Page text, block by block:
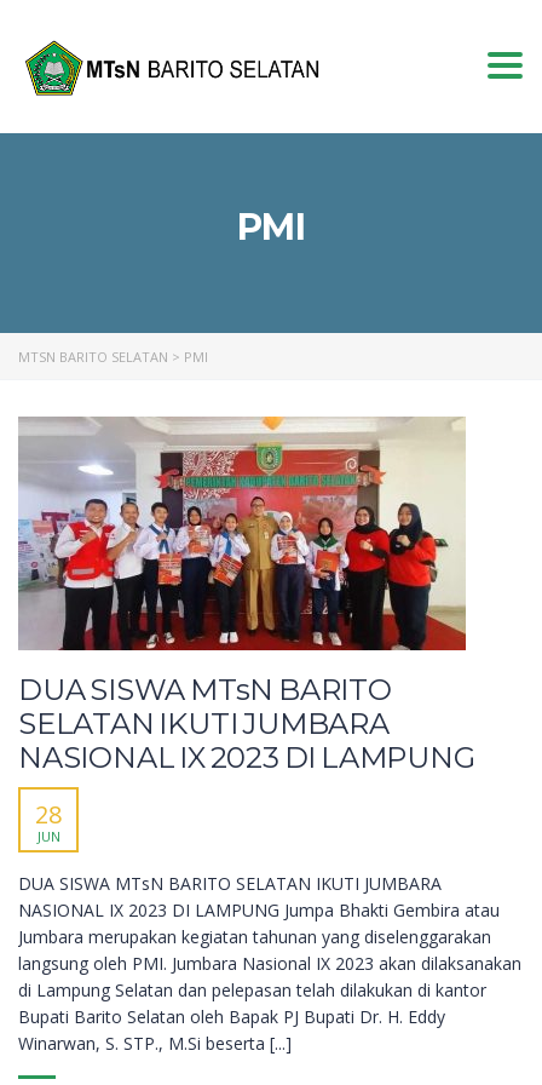
PMI
MTSN BARITO SELATAN > PMI
DUA SISWA MTsN BARITO
SELATAN IKUTI JUMBARA
NASIONAL IX 2023 DI LAMPUNG
28
JUN
DUA SISWA MTsN BARITO SELATAN IKUTI JUMBARA
NASIONAL IX 2023 DI LAMPUNG Jumpa Bhakti Gembira atau
Jumbara merupakan kegiatan tahunan yang diselenggarakan
langsung oleh PMI. Jumbara Nasional IX 2023 akan dilaksanakan
di Lampung Selatan dan pelepasan telah dilakukan di kantor
Bupati Barito Selatan oleh Bapak PJ Bupati Dr. H. Eddy
Winarwan, S. STP., M.Si beserta [...]